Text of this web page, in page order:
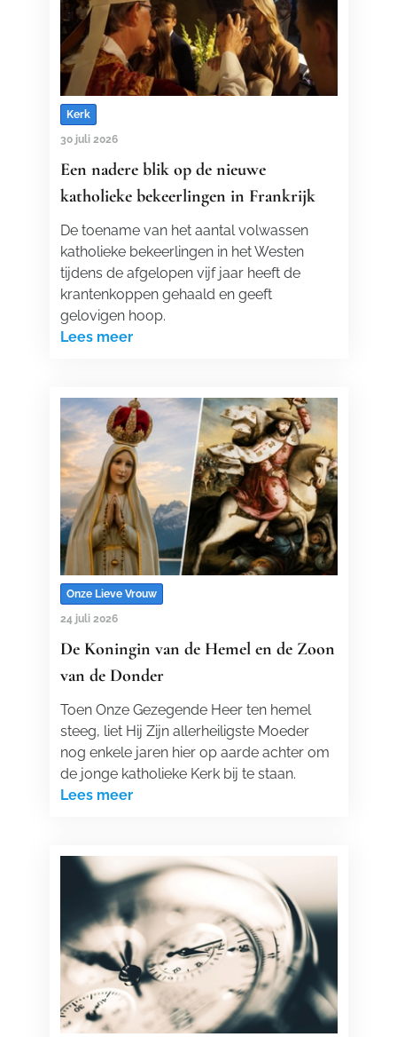
Kerk
30 juli 2026
Een nadere blik op de nieuwe
katholieke bekeerlingen in Frankrijk
De toename van het aantal volwassen
katholieke bekeerlingen in het Westen
tijdens de afgelopen vijf jaar heeft de
krantenkoppen gehaald en geeft
gelovigen hoop.
Lees meer
Onze Lieve Vrouw
24 juli 2026
De Koningin van de Hemel en de Zoon
van de Donder
Toen Onze Gezegende Heer ten hemel
steeg, liet Hij Zijn allerheiligste Moeder
nog enkele jaren hier op aarde achter om
de jonge katholieke Kerk bij te staan.
Lees meer